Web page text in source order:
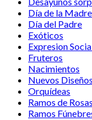
Día de la Madre
Día del Padre
Exóticos
Expresion
Fruteros
Nacimientos
Nuevos
Orquídeas
Ramos de Rosas
Ramos